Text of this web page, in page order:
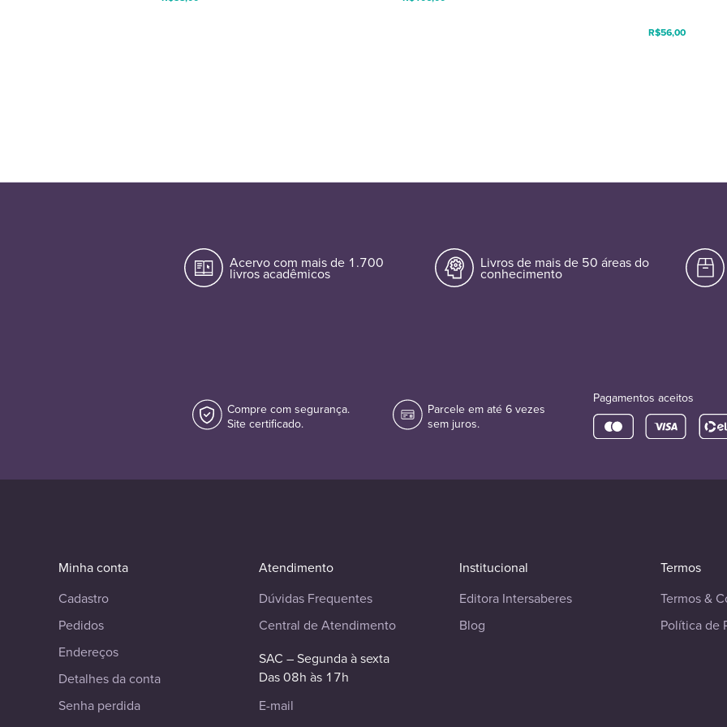
R$56,00
Acervo com mais de 1.700
livros acadêmicos
Livros de mais de 50 áreas do
conhecimento
Compre com segurança.
Site certificado.
Parcele em até 6 vezes
sem juros.
Pagamentos aceitos
Minha conta
Cadastro
Pedidos
Endereços
Detalhes da conta
Senha perdida
Atendimento
Dúvidas Frequentes
Central de Atendimento
SAC – Segunda à sexta
Das 08h às 17h
E-mail
Institucional
Editora Intersaberes
Blog
Termos
Termos &
Política de